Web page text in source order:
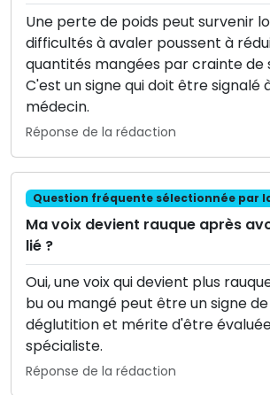
Une perte de poids peut survenir
difficultés à avaler poussent à
quantités mangées par crainte de
C'est un signe qui doit être signalé
médecin.
Réponse de la rédaction
Question fréquente sélectionnée par
Ma voix devient rauque après
lié ?
Oui, une voix qui devient plus
bu ou mangé peut être un signe
déglutition et mérite d'être
spécialiste.
Réponse de la rédaction